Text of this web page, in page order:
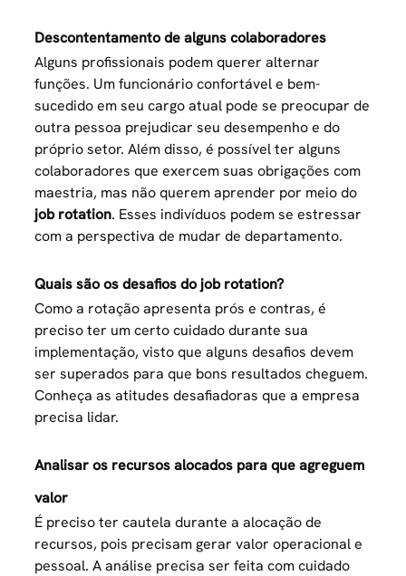
Descontentamento de alguns colaboradores
Alguns profissionais podem querer alternar
funções. Um funcionário confortável e bem-
sucedido em seu cargo atual pode se preocupar de
outra pessoa prejudicar seu desempenho e do
próprio setor. Além disso, é possível ter alguns
colaboradores que exercem suas obrigações com
maestria, mas não querem aprender por meio do
job rotation. Esses indivíduos podem se estressar
com a perspectiva de mudar de departamento.
Quais são os desafios do job rotation?
Como a rotação apresenta prós e contras, é
preciso ter um certo cuidado durante sua
implementação, visto que alguns desafios devem
ser superados para que bons resultados cheguem.
Conheça as atitudes desafiadoras que a empresa
precisa lidar.
Analisar os recursos alocados para que agreguem
valor
É preciso ter cautela durante a alocação de
recursos, pois precisam gerar valor operacional e
pessoal. A análise precisa ser feita com cuidado